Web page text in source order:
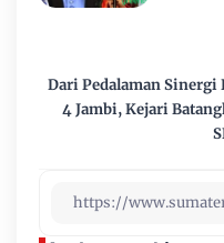
Dari Pedalaman Sinergi
4 Jambi, Kejari